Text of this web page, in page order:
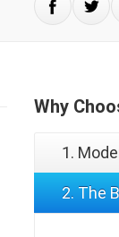
Why
1.
2. The